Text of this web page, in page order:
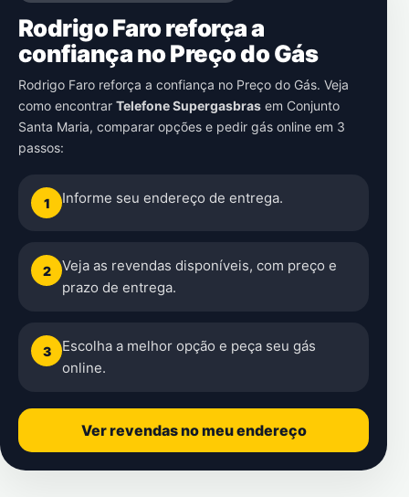
Rodrigo Faro reforça a
confiança no Preço do Gás
Rodrigo Faro reforça a confiança no Preço do Gás. Veja
como encontrar Telefone Supergasbras em Conjunto
Santa Maria, comparar opções e pedir gás online em 3
passos:
1 Informe seu endereço de entrega.
2
Veja as revendas disponíveis, com preço e
prazo de entrega.
3
Escolha a melhor opção e peça seu gás
online.
Ver revendas no meu endereço